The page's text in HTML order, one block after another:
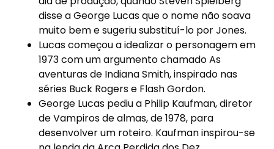
disse a George Lucas que o nome não soava
muito bem e sugeriu substituí-lo por Jones.
Lucas começou a idealizar o personagem em
1973 com um argumento chamado As
aventuras de Indiana Smith, inspirado nas
séries Buck Rogers e Flash Gordon.
George Lucas pediu a Philip Kaufman, diretor
de Vampiros de almas, de 1978, para
desenvolver um roteiro. Kaufman inspirou-se